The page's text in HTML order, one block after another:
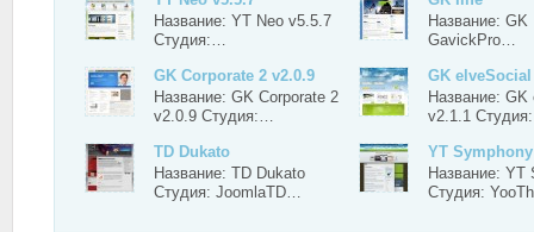
Название: YT Neo v5.5.7
Студия:…
Название:
GavickPro…
GK Corporate 2 v2.0.9
Название: GK Corporate 2
v2.0.9 Студия:…
GK elveSocial
Название:
v2.1.1
TD Dukato
Название: TD Dukato
Студия: JoomlaTD…
YT Symphony
Название: YT
Студия: